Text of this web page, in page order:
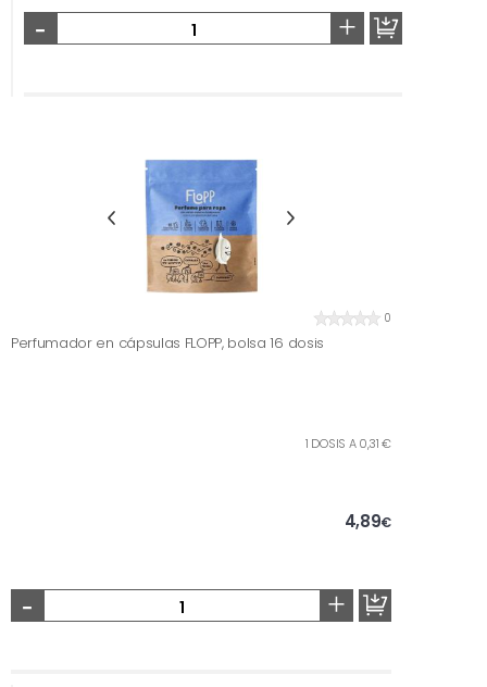
- +
0
Perfumador en cápsulas FLOPP, bolsa 16 dosis
1 DOSIS A 0,31 €
4,89€
- +